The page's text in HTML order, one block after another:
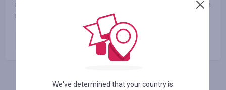
innowacji. Nasze urządzenia projektujemy z myślą o ludziach
i naszej planecie.
Zamówienie opłacone
АВТОРИЗУЙТЕСЬ, ЩОБ ЗАЛИШИТИ ВІДГУК
We've determined that your country is